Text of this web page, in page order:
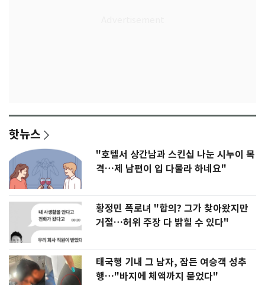
핫뉴스
"호텔서 상간남과 스킨십 나눈 시누이 목
격…제 남편이 입 다물라 하네요"
황정민 폭로녀 "합의? 그가 찾아왔지만
거절…허위 주장 다 밝힐 수 있다"
태국행 기내 그 남자, 잠든 여승객 성추
행…"바지에 체액까지 묻었다"